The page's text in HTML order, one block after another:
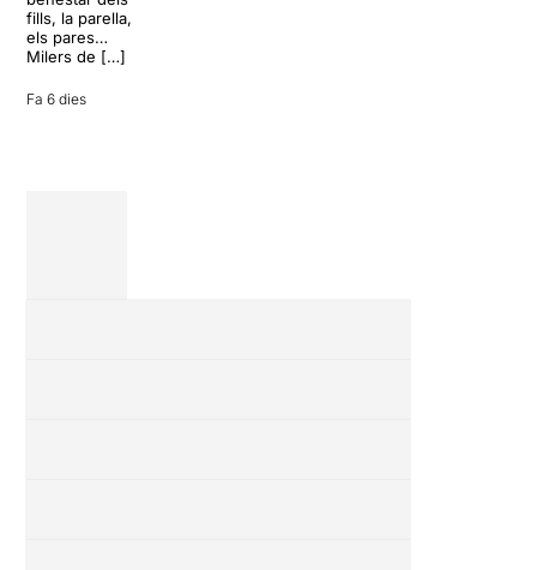
fills, la parella,
els pares…
Milers de […]
Fa 6 dies